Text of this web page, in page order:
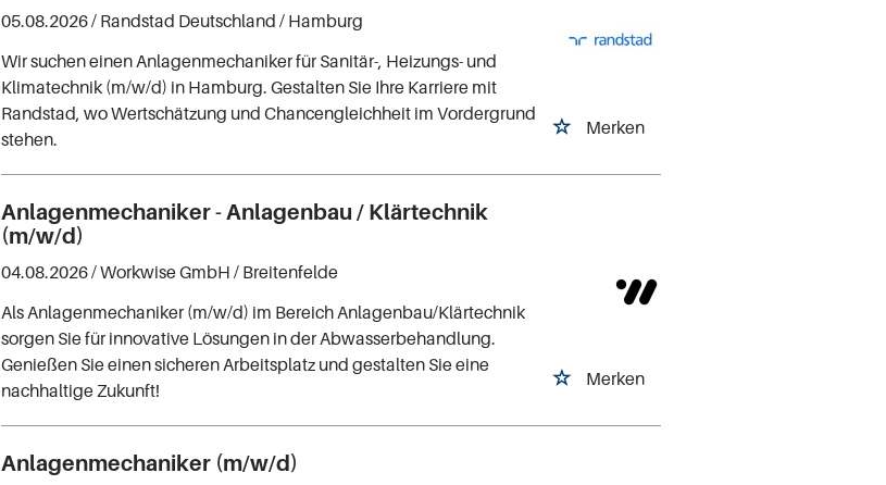
Merken
05.08.2026 / Randstad Deutschland / Hamburg
Wir suchen einen Anlagenmechaniker für Sanitär-, Heizungs- und
Klimatechnik (m/w/d) in Hamburg. Gestalten Sie Ihre Karriere mit
Randstad, wo Wertschätzung und Chancengleichheit im Vordergrund
stehen.
Anlagenmechaniker - Anlagenbau / Klärtechnik
(m/w/d)
Merken
04.08.2026 /Workwise GmbH / Breitenfelde
Als Anlagenmechaniker (m/w/d) im Bereich Anlagenbau/Klärtechnik
sorgen Sie für innovative Lösungen in der Abwasserbehandlung.
Genießen Sie einen sicheren Arbeitsplatz und gestalten Sie eine
nachhaltige Zukunft!
Anlagenmechaniker (m/w/d)